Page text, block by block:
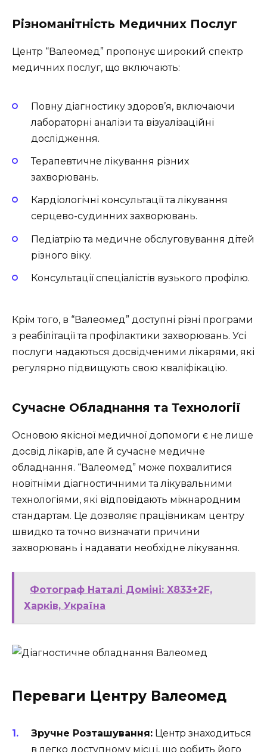
Різноманітність Медичних Послуг
Центр “Валеомед” пропонує широкий спектр
медичних послуг, що включають:
Повну діагностику здоров’я, включаючи
лабораторні аналізи та візуалізаційні
дослідження.
Терапевтичне лікування різних
захворювань.
Кардіологічні консультації та лікування
серцево-судинних захворювань.
Педіатрію та медичне обслуговування дітей
різного віку.
Консультації спеціалістів вузького профілю.
Крім того, в “Валеомед” доступні різні програми
з реабілітації та профілактики захворювань. Усі
послуги надаються досвідченими лікарями, які
регулярно підвищують свою кваліфікацію.
Сучасне Обладнання та Технології
Основою якісної медичної допомоги є не лише
досвід лікарів, але й сучасне медичне
обладнання. “Валеомед” може похвалитися
новітніми діагностичними та лікувальними
технологіями, які відповідають міжнародним
стандартам. Це дозволяє працівникам центру
швидко та точно визначати причини
захворювань і надавати необхідне лікування.
Фотограф Наталі Доміні: X833+2F,
Харків, Україна
Переваги Центру Валеомед
Зручне Розташування: Центр знаходиться
в легко доступному місці, що робить його